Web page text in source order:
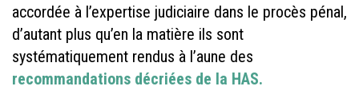
accordée à l’expertise judiciaire dans le procès pénal,
d’autant plus qu’en la matière ils sont
systématiquement rendus à l’aune des
recommandations décriées de la HAS.